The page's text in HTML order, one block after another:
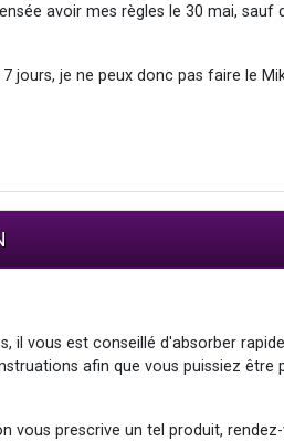
avoir mes règles le 30 mai, sauf
jours, je ne peux donc pas faire le
il vous est conseillé d'absorber
afin que vous puissiez être
vous prescrive un tel produit,